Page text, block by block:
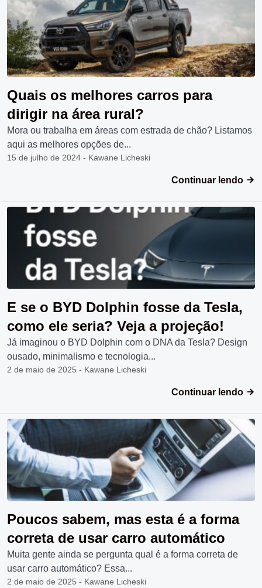
Quais os melhores carros para
dirigir na área rural?
Mora ou trabalha em áreas com estrada de chão? Listamos
aqui as melhores opções de...
15 de julho de 2024 - Kawane Licheski
Continuar lendo
E se o BYD Dolphin fosse da Tesla,
como ele seria? Veja a projeção!
Já imaginou o BYD Dolphin com o DNA da Tesla? Design
ousado, minimalismo e tecnologia...
2 de maio de 2025 - Kawane Licheski
Continuar lendo
Poucos sabem, mas esta é a forma
correta de usar carro automático
Muita gente ainda se pergunta qual é a forma correta de
usar carro automático? Essa...
2 de maio de 2025 - Kawane Licheski